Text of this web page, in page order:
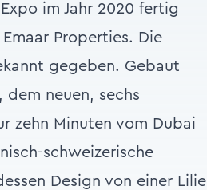
im Jahr 2020 fertig
Properties. Die
gegeben. Gebaut
neuen, sechs
zehn Minuten vom Dubai
schweizerische
Design von einer Lilie